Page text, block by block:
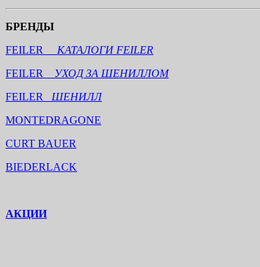
БРЕНДЫ
FEILER КАТАЛОГИ FEILER
FEILER
УХОД ЗА ШЕНИЛЛОМ
FEILER ШЕНИЛЛ
MONTEDRAGONE
CURT BAUER
BIEDERLACK
АКЦИИ